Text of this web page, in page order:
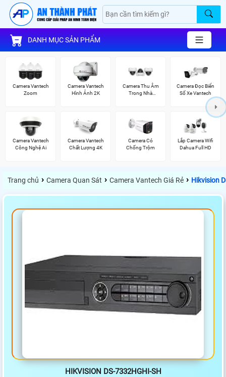
DANH MỤC SẢN PHẨM
Camera Vantech
Zoom
Camera Vantech
Hình Ảnh 2K
Camera Thu Âm
Trong Nhà
Camera Đọc Biển
Số Xe Vantech
Camera Vantech
Công Nghệ Ai
Camera Vantech
Chất Lượng 4K
Camera Có
Chống Trộm
Lắp Camera Wifi
Dahua Full HD
Trang chủ › Camera Quan Sát › Camera Vantech Giá Rẻ › Hikvision
HIKVISION DS-7332HGHI-SH